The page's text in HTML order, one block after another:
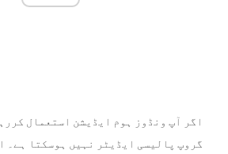
اگر آپ ونڈوز ہوم ایڈیشن استعمال
گروپ پالیسی ایڈیٹر نہیں ہوسکتا ہے۔